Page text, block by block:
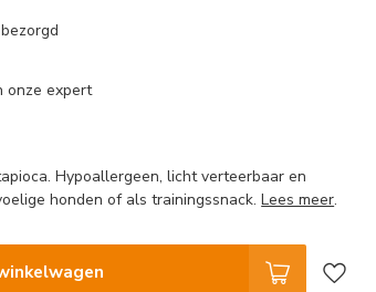
onze expert
Hypoallergeen, licht verteerbaar en
honden of als trainingssnack.Lees meer.